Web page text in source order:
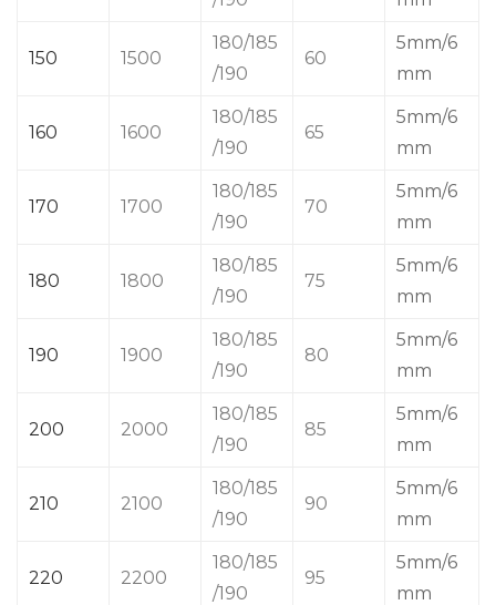
150 1500
180/185
/190
60
5mm/6
mm
160 1600
180/185
/190
65
5mm/6
mm
170 1700
180/185
/190
70
5mm/6
mm
180 1800
180/185
/190
75
5mm/6
mm
190 1900
180/185
/190
80
5mm/6
mm
200 2000
180/185
/190
85
5mm/6
mm
210 2100
180/185
/190
90
5mm/6
mm
220 2200
180/185
/190
95
5mm/6
mm